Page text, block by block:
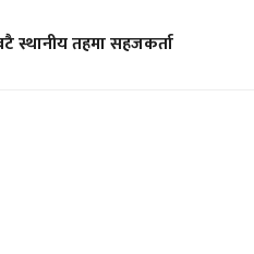
स्थानीय तहमा सहजकर्ता